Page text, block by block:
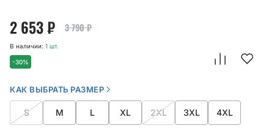
2 653₽ 3 790₽
-30%
В наличии: 1 шт.
КАК ВЫБРАТЬ РАЗМЕР
S M L XL 2XL 3XL 4XL